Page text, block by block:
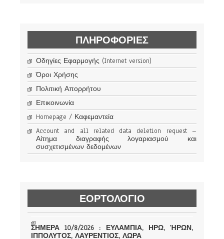
ΠΛΗΡΟΦΟΡΊΕΣ
Οδηγίες Εφαρμογής (Internet version)
Όροι Χρήσης
Πολιτική Απορρήτου
Επικοινωνία
Homepage / Καφεμαντεία
Account and all related data deletion request –
Αίτημα διαγραφής λογαριασμού και
συσχετισμένων δεδομένων
ΕΟΡΤΟΛΟΓΙΟ
ΣΗΜΕΡΑ 10/8/2026 : ΕΥΛΑΜΠΙΑ, ΗΡΩ, ΉΡΩΝ,
ΙΠΠΟΛΥΤΟΣ, ΛΑΥΡΕΝΤΙΟΣ, ΛΩΡΑ